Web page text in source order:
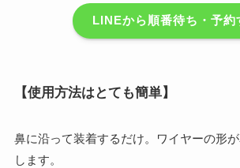
LINEから順番待ち・予約
【使用方法はとても簡単】
鼻に沿って装着するだけ。ワイヤーの形
します。